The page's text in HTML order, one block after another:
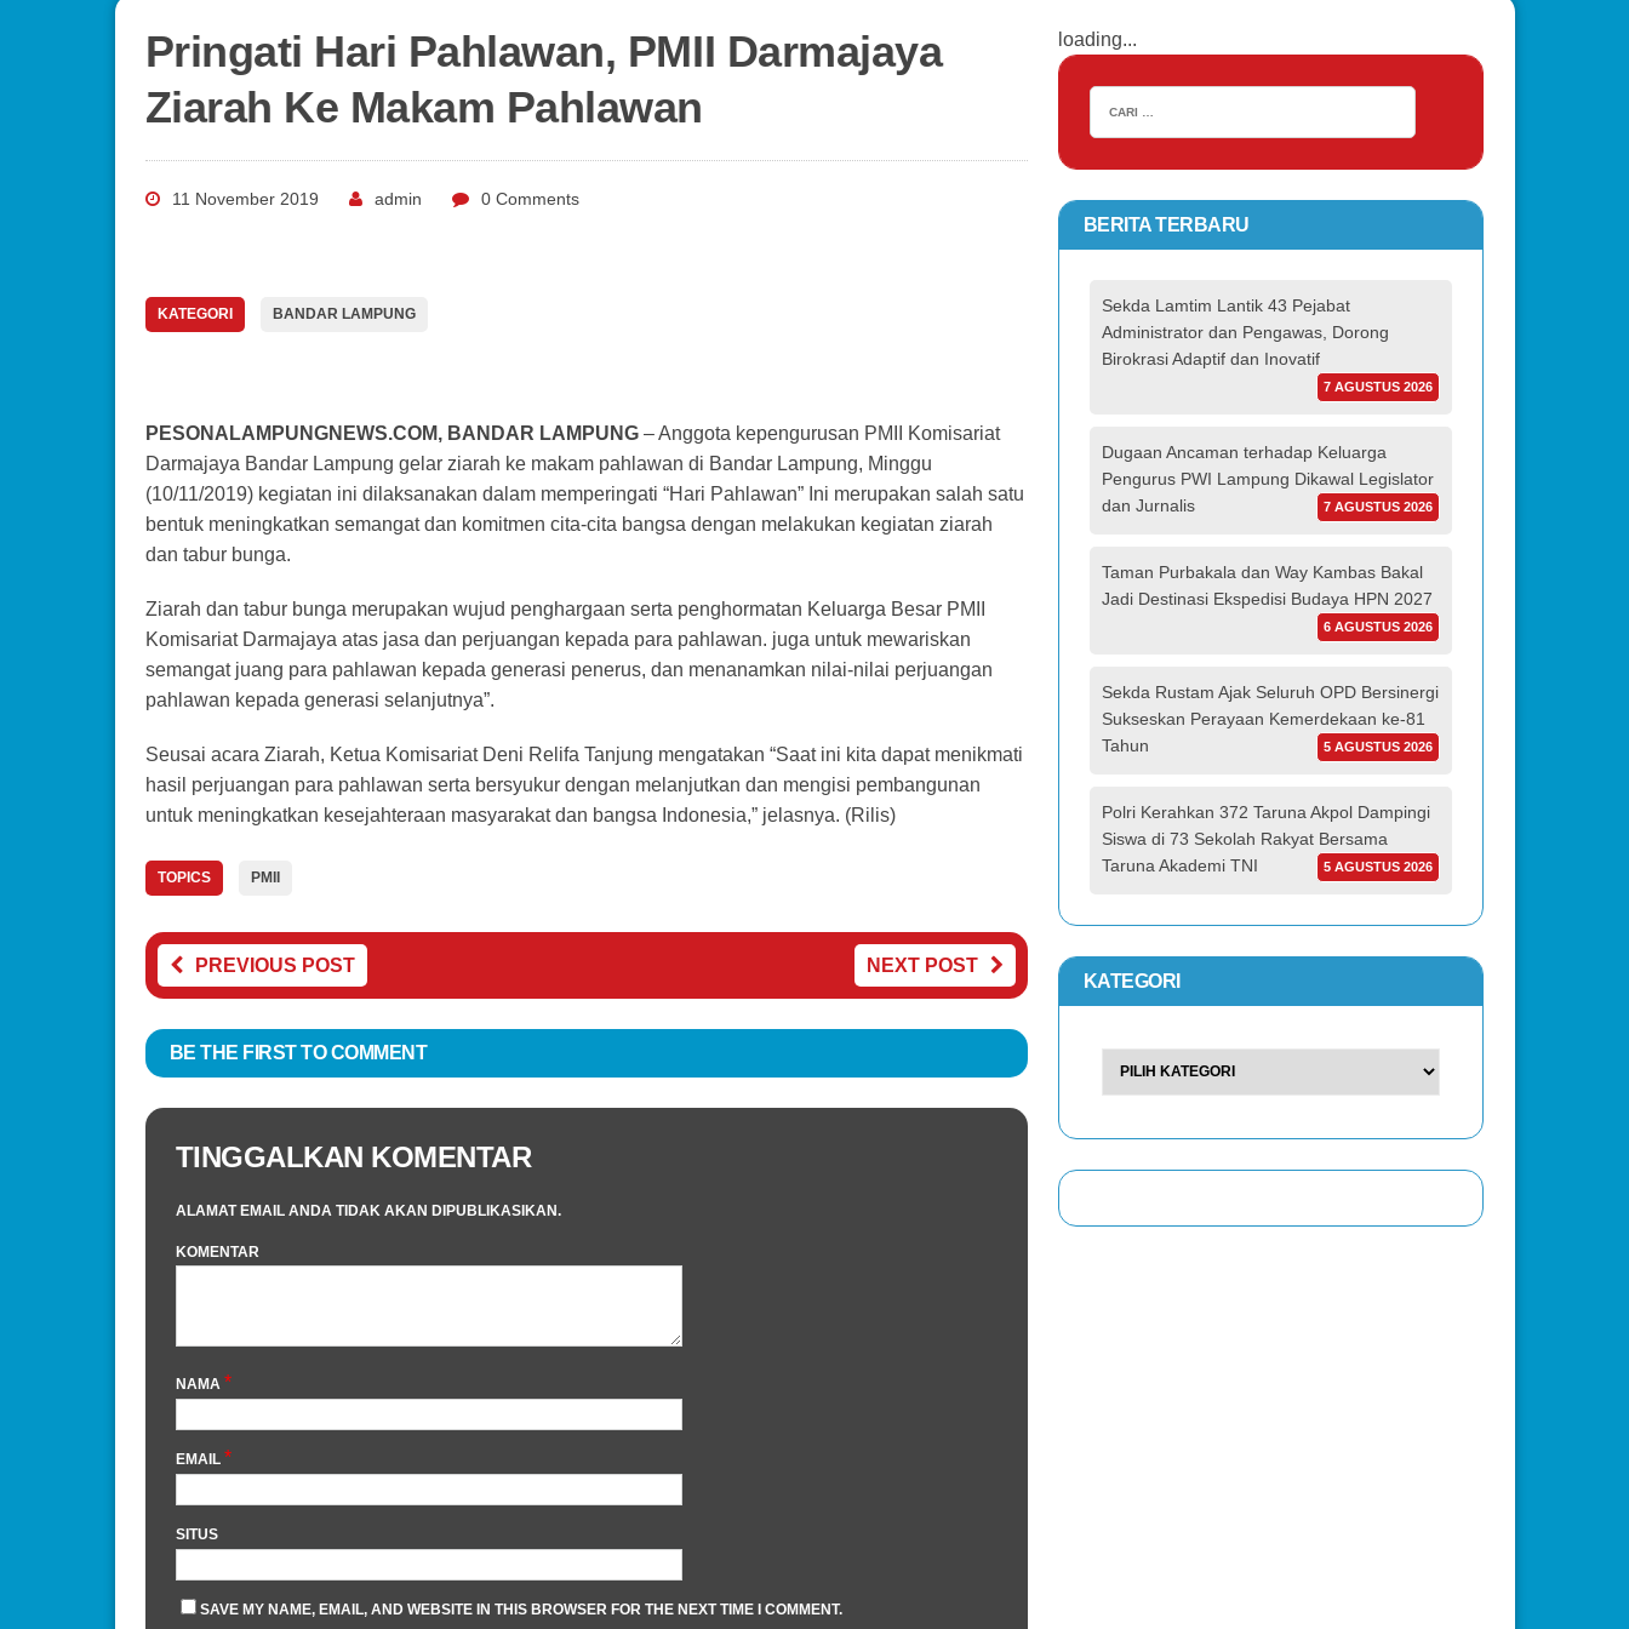
Pringati Hari Pahlawan, PMII Darmajaya
Ziarah Ke Makam Pahlawan
11 November 2019 admin 0 Comments
KATEGORI BANDAR LAMPUNG
PESONALAMPUNGNEWS.COM, BANDAR LAMPUNG – Anggota kepengurusan PMII Komisariat
Darmajaya Bandar Lampung gelar ziarah ke makam pahlawan di Bandar Lampung, Minggu
(10/11/2019) kegiatan ini dilaksanakan dalam memperingati “Hari Pahlawan” Ini merupakan salah satu
bentuk meningkatkan semangat dan komitmen cita-cita bangsa dengan melakukan kegiatan ziarah
dan tabur bunga.
Ziarah dan tabur bunga merupakan wujud penghargaan serta penghormatan Keluarga Besar PMII
Komisariat Darmajaya atas jasa dan perjuangan kepada para pahlawan. juga untuk mewariskan
semangat juang para pahlawan kepada generasi penerus, dan menanamkan nilai-nilai perjuangan
pahlawan kepada generasi selanjutnya”.
Seusai acara Ziarah, Ketua Komisariat Deni Relifa Tanjung mengatakan “Saat ini kita dapat menikmati
hasil perjuangan para pahlawan serta bersyukur dengan melanjutkan dan mengisi pembangunan
untuk meningkatkan kesejahteraan masyarakat dan bangsa Indonesia,” jelasnya. (Rilis)
TOPICS PMII
PREVIOUS POST NEXT POST
BE THE FIRST TO COMMENT
TINGGALKAN KOMENTAR
ALAMAT EMAIL ANDA TIDAK AKAN DIPUBLIKASIKAN.
KOMENTAR
NAMA *
EMAIL *
SITUS
SAVE MY NAME, EMAIL, AND WEBSITE IN THIS BROWSER FOR THE NEXT TIME I COMMENT.
loading...
BERITA TERBARU
Sekda Lamtim Lantik 43 Pejabat
Administrator dan Pengawas, Dorong
Birokrasi Adaptif dan Inovatif
7 AGUSTUS 2026
Dugaan Ancaman terhadap Keluarga
Pengurus PWI Lampung Dikawal Legislator
dan Jurnalis
7 AGUSTUS 2026
Taman Purbakala dan Way Kambas Bakal
Jadi Destinasi Ekspedisi Budaya HPN 2027
6 AGUSTUS 2026
Sekda Rustam Ajak Seluruh OPD Bersinergi
Sukseskan Perayaan Kemerdekaan ke-81
Tahun
5 AGUSTUS 2026
Polri Kerahkan 372 Taruna Akpol Dampingi
Siswa di 73 Sekolah Rakyat Bersama
Taruna Akademi TNI
5 AGUSTUS 2026
KATEGORI